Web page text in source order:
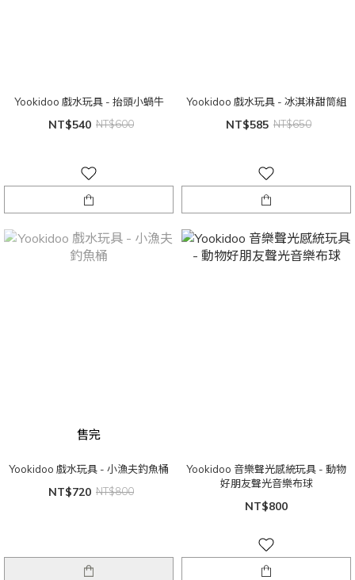
Yookidoo 戲水玩具 - 抬頭小蝸牛
NT$540 NT$600
Yookidoo 戲水玩具 - 冰淇淋甜筒組
NT$585 NT$650
售完
Yookidoo 戲水玩具 - 小漁夫釣魚桶
NT$720 NT$800
Yookidoo 音樂聲光感統玩具 - 動物
好朋友聲光音樂布球
NT$800